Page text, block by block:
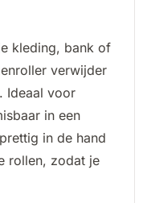
kleding, bank of
verwijder
Ideaal voor
in een
in de hand
rollen, zodat je